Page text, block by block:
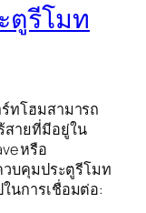
ตูรีโมท
ทโฮมสามารถ
สายที่มีอยู่ใน
หรือ
บคุมประตูรีโมท
นการเชื่อมต่อ: